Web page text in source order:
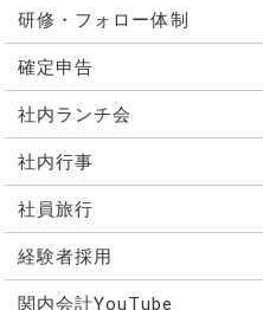
研修・フォロー体制
確定申告
社内ランチ会
社内行事
社員旅行
経験者採用
関内会計YouTube